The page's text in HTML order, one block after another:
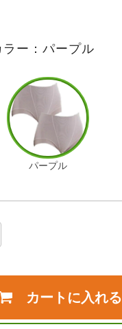
ー：パープル
パープル
カートに入れる